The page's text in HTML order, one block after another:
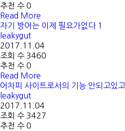
추천 수 0
Read More
자기 방어는 이제 필요가없다 1
leakygut
2017.11.04
조회 수 3460
추천 수 0
Read More
어차피 사이트로서의 기능 안되고있고
leakygut
2017.11.04
조회 수 3427
추천 수 0